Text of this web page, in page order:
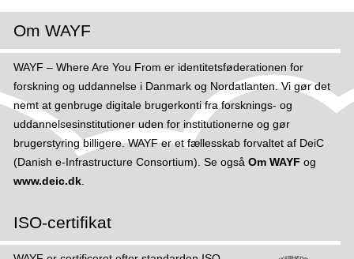
Om WAYF
WAYF – Where Are You From er identitetsføderationen for
forskning og uddannelse i Danmark og Nordatlanten. Vi gør det
nemt at genbruge digitale brugerkonti fra forsknings- og
uddannelsesinstitutioner uden for institutionerne og gør
brugerstyring billigere. WAYF er et fællesskab forvaltet af DeiC
(Danish e-Infrastructure Consortium). Se også Om WAYF og
www.deic.dk.
ISO-certifikat